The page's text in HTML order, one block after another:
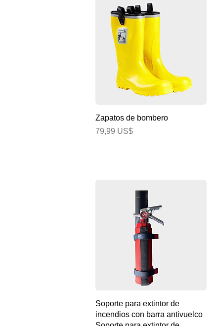
Vista rápida
Zapatos de bombero
Precio
79,99 US$
Vista rápida
Soporte para extintor de
incendios con barra antivuelco